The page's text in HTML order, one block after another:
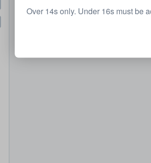
Over 14s only. Under 16s must be